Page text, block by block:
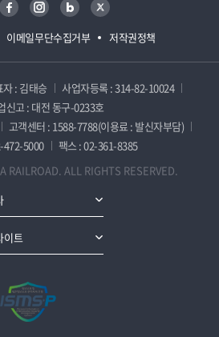
이메일무단수집거부 저작권정책
자 : 김태승
사업자등록 : 314-82-10024
신고 : 대전 동구-0233호
고객센터 : 1588-7788(이용료 : 발신자부담)
472-5000
팩스 : 02-361-8385
RAILROAD. ALL RIGHTS RESERVED.
이트